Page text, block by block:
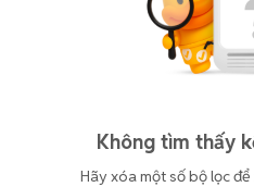
Không tìm thấy
Hãy xóa một số bộ lọc